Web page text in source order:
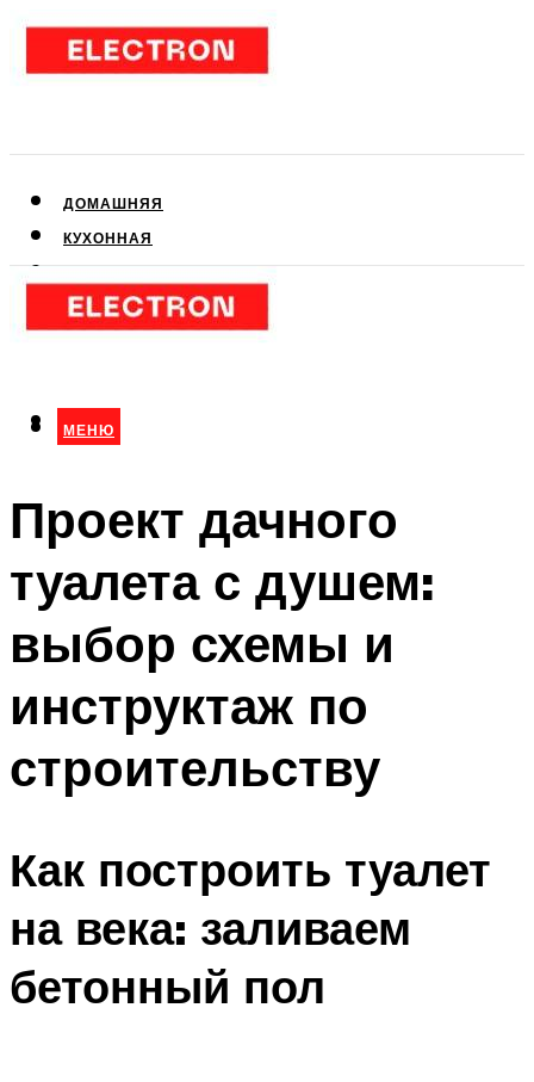
ДОМАШНЯЯ
КУХОННАЯ
КЛИМАТИЧЕСКАЯ
МЕНЮ
МЕНЮ
Проект дачного
туалета с душем:
выбор схемы и
инструктаж по
строительству
Как построить туалет
на века: заливаем
бетонный пол